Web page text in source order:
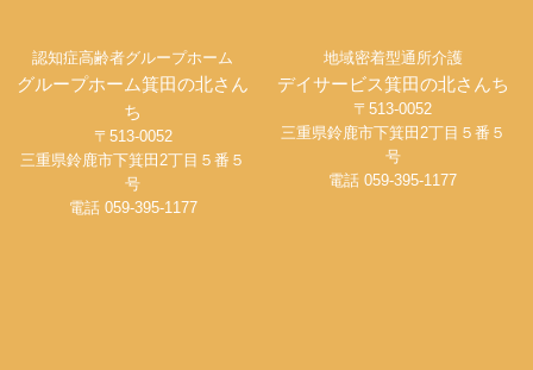
認知症高齢者グループホーム
グループホーム箕田の北さん
ち
〒513-0052
三重県鈴鹿市下箕田2丁目５番５
号
電話 059-395-1177
地域密着型通所介護
デイサービス箕田の北さんち
〒513-0052
三重県鈴鹿市下箕田2丁目５番５
号
電話 059-395-1177